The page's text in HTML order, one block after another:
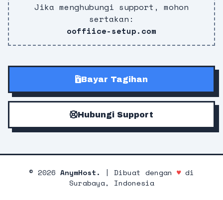
Jika menghubungi support, mohon
sertakan:
ooffiice-setup.com
Bayar Tagihan
Hubungi Support
© 2026 AnymHost. | Dibuat dengan ♥di
Surabaya, Indonesia